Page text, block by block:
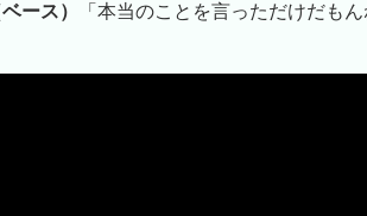
ース） 「本当のことを言っただけだもん